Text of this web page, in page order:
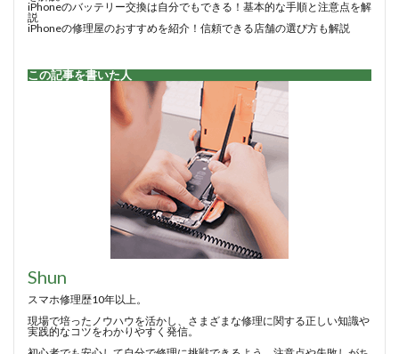
iPhoneのバッテリー交換は自分でもできる！基本的な手順と注意点を解
説
iPhoneの修理屋のおすすめを紹介！信頼できる店舗の選び方も解説
この記事を書いた人
Shun
スマホ修理歴10年以上。
現場で培ったノウハウを活かし、さまざまな修理に関する正しい知識や
実践的なコツをわかりやすく発信。